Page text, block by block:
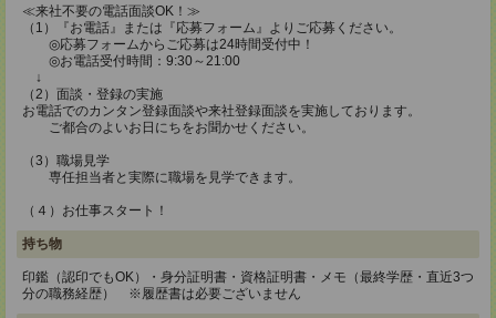
≪来社不要の電話面談OK！≫
（1）『お電話』または『応募フォーム』よりご応募ください。
◎応募フォームからご応募は24時間受付中！
◎お電話受付時間：9:30～21:00
↓
（2）面談・登録の実施
お電話でのカンタン登録面談や来社登録面談を実施しております。
ご都合のよいお日にちをお聞かせください。
（3）職場見学
専任担当者と実際に職場を見学できます。
（４）お仕事スタート！
持ち物
印鑑（認印でもOK）・身分証明書・資格証明書・メモ（最終学歴・直近3つ
分の職務経歴） ※履歴書は必要ございません